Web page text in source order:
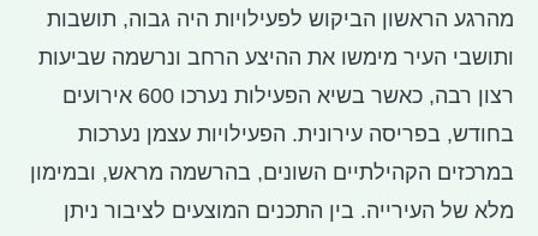
מהרגע הראשון הביקוש לפעילויות היה גבוה, תושבות
ותושבי העיר מימשו את ההיצע הרחב ונרשמה שביעות
רצון רבה, כאשר בשיא הפעילות נערכו 600 אירועים
בחודש, בפריסה עירונית. הפעילויות עצמן נערכות
במרכזים הקהילתיים השונים, בהרשמה מראש, ובמימון
מלא של העירייה. בין התכנים המוצעים לציבור ניתן